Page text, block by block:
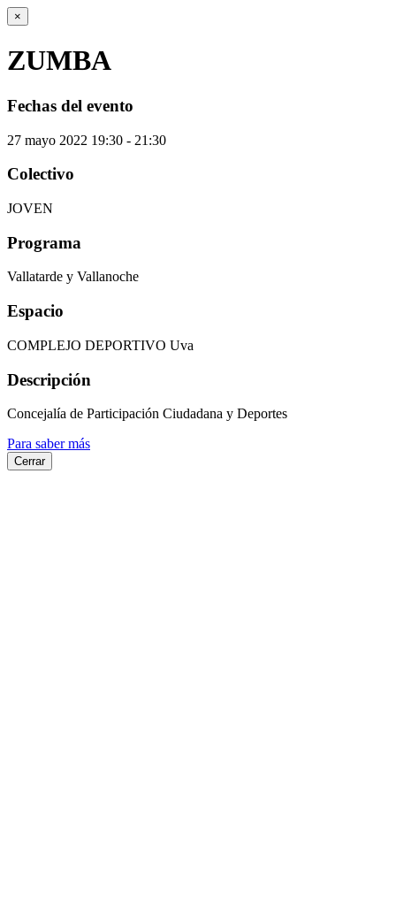
×
ZUMBA
Fechas del evento
27 mayo 2022 19:30 - 21:30
Colectivo
JOVEN
Programa
Vallatarde y Vallanoche
Espacio
COMPLEJO DEPORTIVO Uva
Descripción
Concejalía de Participación Ciudadana y Deportes
Para saber más
Cerrar